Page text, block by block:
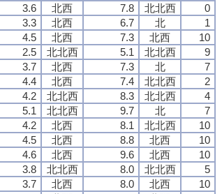
3.6 北西 7.8 北北西
0
3.3 北西 6.7 北
1
4.5 北西 7.3 北西
10
2.5 北北西 5.1 北北西
9
3.7 北西 7.3 北
7
4.4 北西 7.4 北北西
2
4.2 北北西 8.3 北北西
4
5.1 北北西 9.7 北
7
4.2 北西 8.1 北北西
10
4.5 北西 8.8 北西
10
4.6 北西 9.6 北西
10
3.8 北北西 8.0 北北西
5
3.7 北西 8.0 北西
10